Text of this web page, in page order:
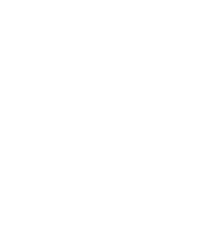
de otros países en los que la
puedan estar restringidas.
dichas leyes, incluidos los
y los requisitos de
el acuerdo íntegro entre
con su uso del software y
acuerdo o condición
otra comunicación,